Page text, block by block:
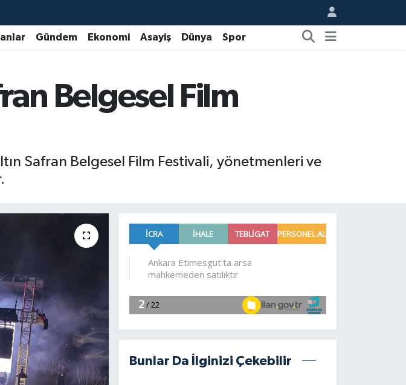
Gündem Ekonomi Asayiş Dünya Spor
Belgesel Film
Safran Belgesel Film Festivali, yönetmenleri ve
Bunlar Da İlginizi Çekebilir